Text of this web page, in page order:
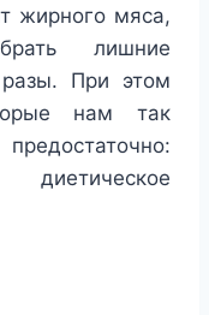
жирного мяса,
лишние
При этом
нам так